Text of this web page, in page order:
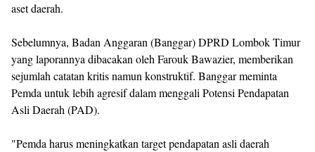
aset daerah.
Sebelumnya, Badan Anggaran (Banggar) DPRD Lombok Timur
yang laporannya dibacakan oleh Farouk Bawazier, memberikan
sejumlah catatan kritis namun konstruktif. Banggar meminta
Pemda untuk lebih agresif dalam menggali Potensi Pendapatan
Asli Daerah (PAD).
"Pemda harus meningkatkan target pendapatan asli daerah